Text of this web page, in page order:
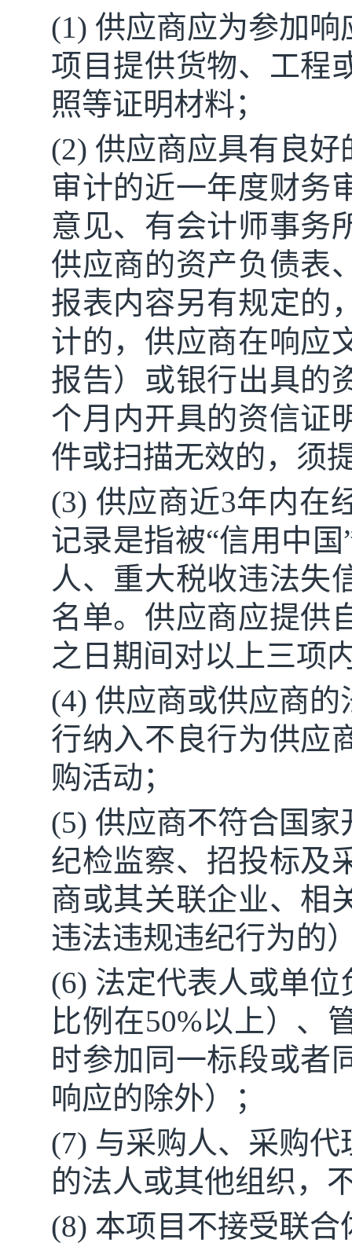
(1) 供应商应为参加
项目提供货物、工程
照等证明材料；
(2) 供应商应具有良
审计的近一年度财务
意见、有会计师事务
供应商的资产负债表
报表内容另有规定的
计的，供应商在响应
报告）或银行出具的
个月内开具的资信证
件或扫描无效的，须
(3) 供应商近3年内在
记录是指被“信用中国
人、重大税收违法失
名单。供应商应提供
之日 期间对以上三项
(4) 供应商或供应商
行纳入不良行为供应
购活动；
(5) 供应商不符合国
纪检监察、招投标及
商或其关联企业、相
违法违规违纪行为的
(6) 法定代表人或单
比例在50%以上）、
时参加同一标段或者
响应的除外）
；
(7) 与采购人、采购
的法人或其他组织，
(8) 本项目不接受联合